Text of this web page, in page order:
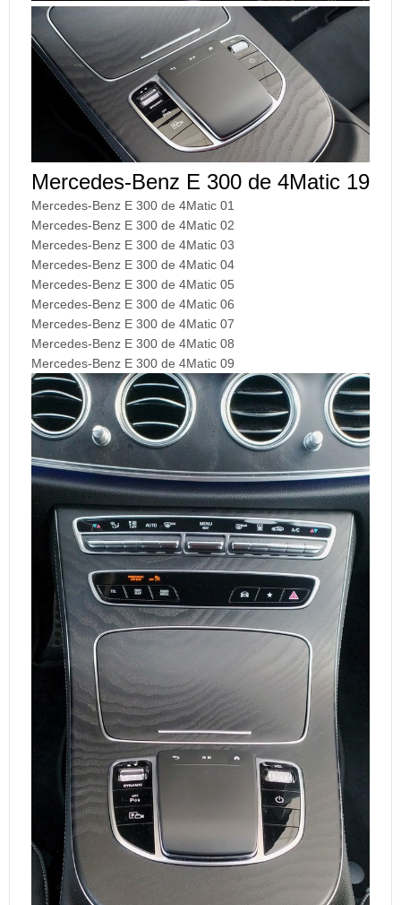
Mercedes-Benz E 300 de 4Matic 19
Mercedes-Benz E 300 de 4Matic 01
Mercedes-Benz E 300 de 4Matic 02
Mercedes-Benz E 300 de 4Matic 03
Mercedes-Benz E 300 de 4Matic 04
Mercedes-Benz E 300 de 4Matic 05
Mercedes-Benz E 300 de 4Matic 06
Mercedes-Benz E 300 de 4Matic 07
Mercedes-Benz E 300 de 4Matic 08
Mercedes-Benz E 300 de 4Matic 09